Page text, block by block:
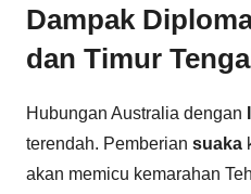
Dampak
dan Timur
Hubungan Australia dengan
terendah. Pemberian suaka
akan memicu kemarahan